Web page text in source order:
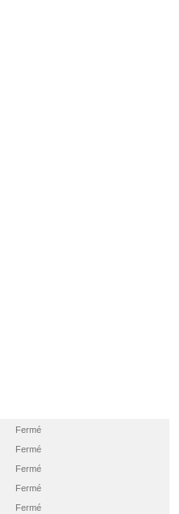
Fermé
Fermé
Fermé
Fermé
Fermé